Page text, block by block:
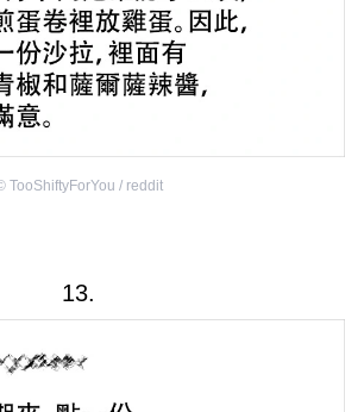
TooShiftyForYou / reddit
13.